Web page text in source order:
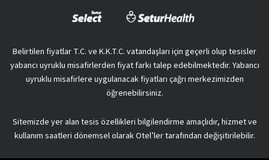
Belirtilen fiyatlar T.C. ve K.K.T.C. vatandaşları için geçerli olup tesisler
yabancı uyruklu misafirlerden fiyat farkı talep edebilmektedir. Yabancı
uyruklu misafirlere uygulanacak fiyatları çağrı merkezimizden
öğrenebilirsiniz.
Sitemizde yer alan tesis özellikleri bilgilendirme amaçlıdır, hizmet ve
kullanım saatleri dönemsel olarak Otel’ler tarafından değişitirilebilir.